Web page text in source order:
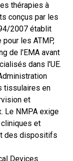
thérapies à
conçus par les
2007 établit
les ATMP,
de l'EMA avant
dans l'UE.
tissulaires en
et
Le NMPA exige
et
des dispositifs
Devices